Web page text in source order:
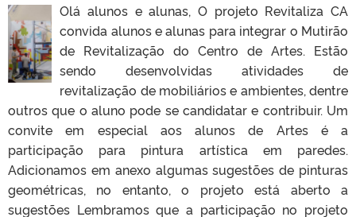
Olá alunos e alunas, O projeto Revitaliza CA
convida alunos e alunas para integrar o Mutirão
de Revitalização do Centro de Artes. Estão
sendo desenvolvidas atividades de
revitalização de mobiliários e ambientes, dentre
outros que o aluno pode se candidatar e contribuir. Um
convite em especial aos alunos de Artes é a
participação para pintura artística em paredes.
Adicionamos em anexo algumas sugestões de pinturas
geométricas, no entanto, o projeto está aberto a
sugestões Lembramos que a participação no projeto